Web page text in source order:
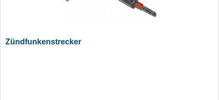
Zündfunkenstrecker